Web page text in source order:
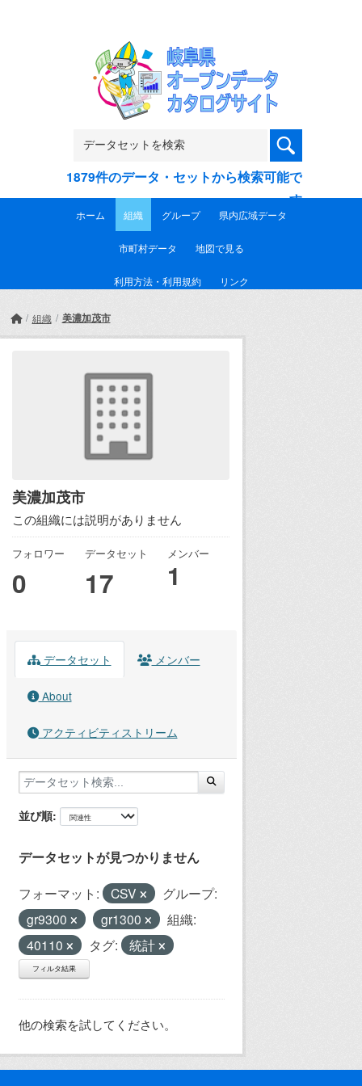
1879件のデータ・セットから検索可能で
す
ホーム 組織 グループ 県内広域データ
市町村データ 地図で見る
利用方法・利用規約 リンク
組織 美濃加茂市
美濃加茂市
この組織には説明がありません
フォロワー
0
データセット
17
メンバー
1
データセット メンバー
About
アクティビティストリーム
並び順
データセットが見つかりません
フォーマット: CSV
グループ:
gr9300
gr1300
組織:
40110
タグ: 統計
フィルタ結果
他の検索を試してください。